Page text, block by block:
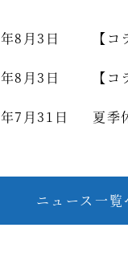
8月3日 【
8月3日
【
7月31日 夏季
ニュース一覧